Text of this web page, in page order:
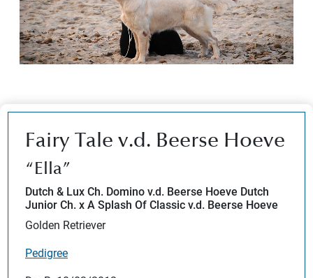
Fairy Tale v.d. Beerse Hoeve
“Ella”
Dutch & Lux Ch. Domino v.d. Beerse Hoeve Dutch
Junior Ch. x A Splash Of Classic v.d. Beerse Hoeve
Golden Retriever
Pedigree